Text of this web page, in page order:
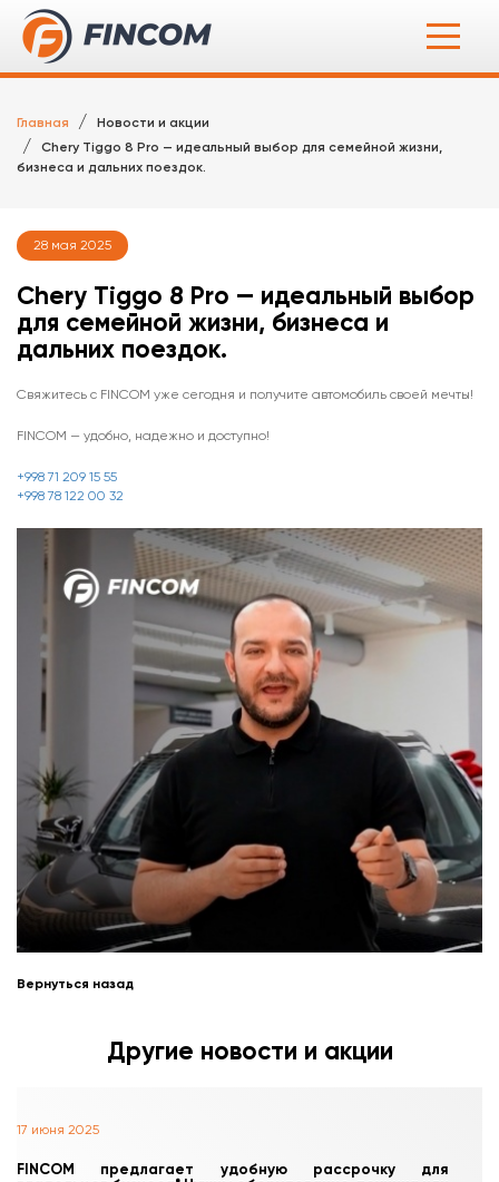
Главная
Новости и акции
Chery Tiggo 8 Pro — идеальный выбор для семейной жизни,
бизнеса и дальних поездок.
28 мая 2025
Chery Tiggo 8 Pro — идеальный выбор
для семейной жизни, бизнеса и
дальних поездок.
Свяжитесь с FINCOM уже сегодня и получите автомобиль своей мечты!
FINCOM — удобно, надежно и доступно!
+998 71 209 15 55
+998 78 122 00 32
Вернуться назад
Другие новости и акции
17 июня 2025
FINCOM предлагает удобную рассрочку для